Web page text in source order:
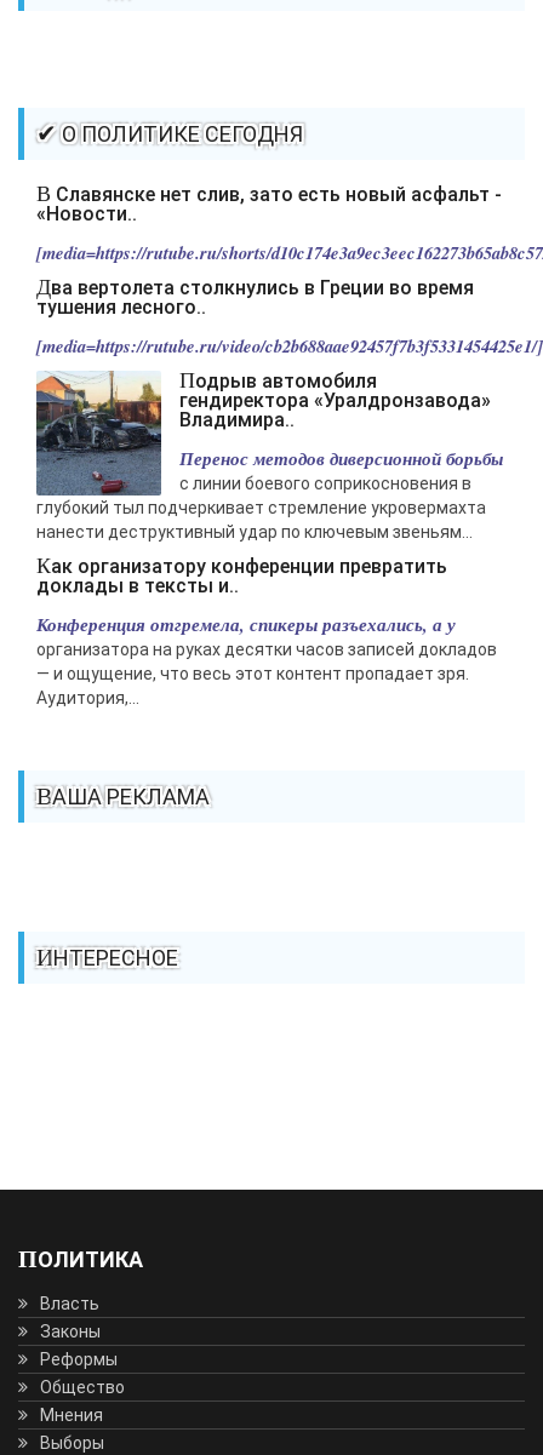
✔ О ПОЛИТИКЕ СЕГОДНЯ
В Славянске нет слив, зато есть новый асфальт -
«Новости..
[media=https://rutube.ru/shorts/
Два вертолета столкнулись в Греции во время
тушения лесного..
[media=https://rutube.ru/video/
Подрыв автомобиля
гендиректора «Уралдронзавода»
Владимира..
Перенос методов диверсионной борьбы
с линии боевого соприкосновения в
глубокий тыл подчеркивает стремление укровермахта
нанести деструктивный удар по ключевым звеньям...
Как организатору конференции превратить
доклады в тексты и..
Конференция отгремела, спикеры разъехались, а у
организатора на руках десятки часов записей докладов
— и ощущение, что весь этот контент пропадает зря.
Аудитория,...
ВАША РЕКЛАМА
ИНТЕРЕСНОЕ
ПОЛИТИКА
Власть
Законы
Реформы
Общество
Мнения
Выборы